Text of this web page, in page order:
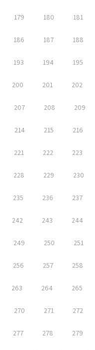
179 180 181
186 187 188
193 194 195
200 201 202
207 208 209
214 215 216
221 222 223
228 229 230
235 236 237
242 243 244
249 250 251
256 257 258
263 264 265
270 271 272
277 278 279